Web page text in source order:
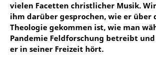
vielen Facetten christlicher Musik.
ihm darüber gesprochen, wie er über
Theologie gekommen ist, wie man
Pandemie Feldforschung betreibt
er in seiner Freizeit hört.